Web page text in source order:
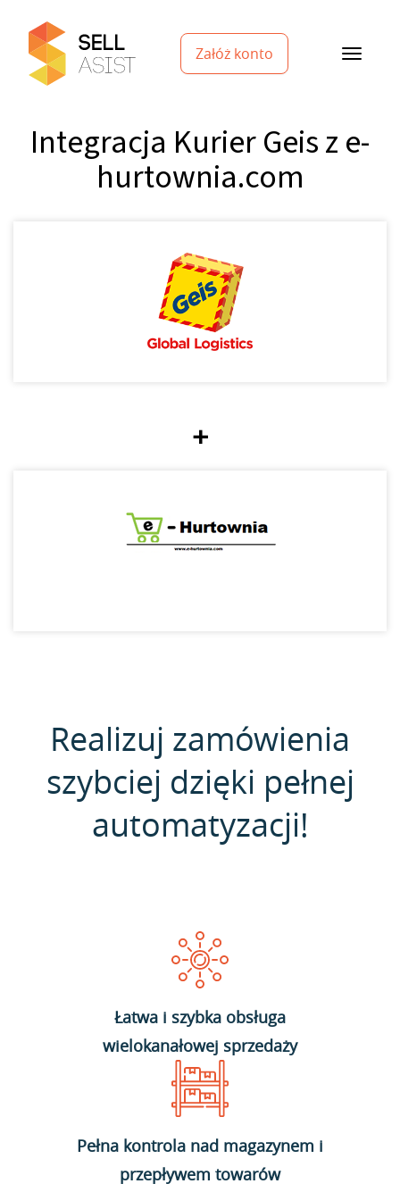
Załóż konto
Integracja Kurier Geis z e-
hurtownia.com
+
Realizuj zamówienia
szybciej dzięki pełnej
automatyzacji!
Łatwa i szybka obsługa
wielokanałowej sprzedaży
Pełna kontrola nad magazynem i
przepływem towarów